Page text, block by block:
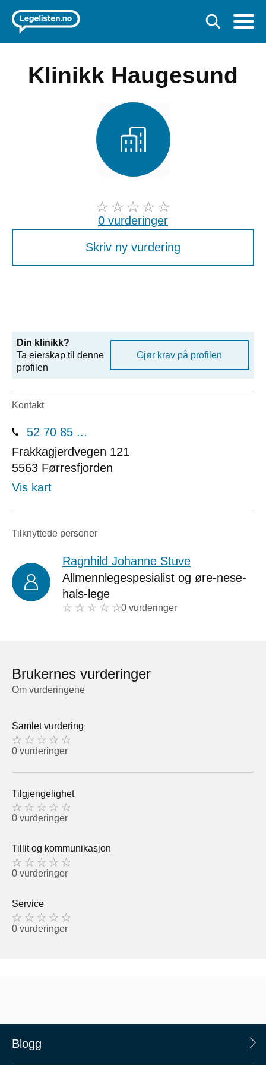
Klinikk Haugesund
0 vurderinger
Skriv ny vurdering
Din klinikk?
Ta eierskap til denne
profilen
Gjør krav på profilen
Kontakt
52 70 85 ...
Frakkagjerdvegen 121
5563 Førresfjorden
Vis kart
Tilknyttede personer
Ragnhild Johanne Stuve
Allmennlegespesialist og øre-nese-
hals-lege
0 vurderinger
Brukernes vurderinger
Om vurderingene
Samlet vurdering
0 vurderinger
Tilgjengelighet
0 vurderinger
Tillit og kommunikasjon
0 vurderinger
Service
0 vurderinger
Blogg